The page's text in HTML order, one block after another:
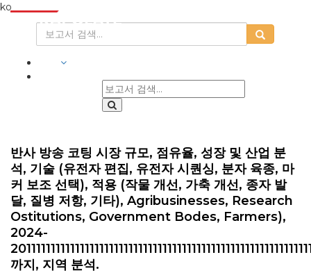
ko
반사 방송 코팅 시장 규모, 점유율, 성장 및 산업 분
석, 기술 (유전자 편집, 유전자 시퀀싱, 분자 육종, 마
커 보조 선택), 적용 (작물 개선, 가축 개선, 종자 발
달, 질병 저항, 기타), Agribusinesses, Research
Ostitutions, Government Bodes, Farmers),
2024-
까지, 지역 분석.